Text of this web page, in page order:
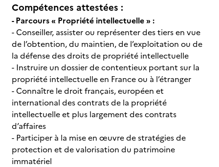
Compétences attestées :
- Parcours « Propriété intellectuelle » :
- Conseiller, assister ou représenter des tiers en vue
de l’obtention, du maintien, de l’exploitation ou de
la défense des droits de propriété intellectuelle
- Instruire un dossier de contentieux portant sur la
propriété intellectuelle en France ou à l’étranger
- Connaître le droit français, européen et
international des contrats de la propriété
intellectuelle et plus largement des contrats
d’affaires
- Participer à la mise en œuvre de stratégies de
protection et de valorisation du patrimoine
immatériel